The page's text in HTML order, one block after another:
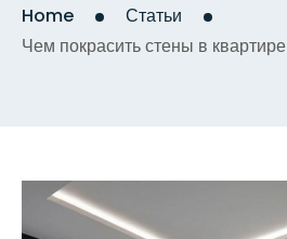
Home
Статьи
Чем покрасить стены в квартире